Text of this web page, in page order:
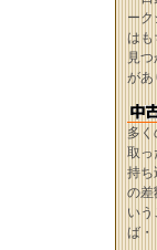
ーク
はも
見
があ
多
取っ
持ち
の差
い
ば・